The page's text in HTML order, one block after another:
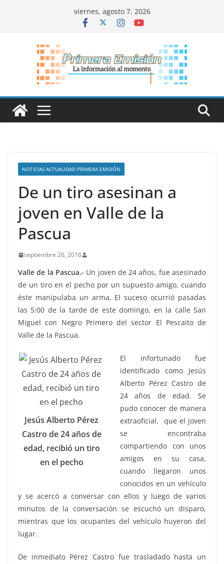
viernes, agosto 7, 2026
NOTICIAS ACTUALIDAD PRIMERA EMISIÓN
De un tiro asesinan a
joven en Valle de la
Pascua
septiembre 26, 2016
Valle de la Pascua.- Un joven de 24 años, fue asesinado
de un tiro en el pecho por un supuesto amigo, cuando
éste manipulaba un arma, El suceso ocurrió pasadas
las 5:00 de la tarde de este domingo, en la calle San
Miguel con Negro Primero del sector El Pescaito de
Valle de la Pascua.
Jesús Alberto Pérez
Castro de 24 años de
edad, recibió un tiro
en el pecho
El infortunado fue
identificado como Jesús
Alberto Pérez Castro de
24 años de edad. Se
pudo conocer de manera
extraoficial, que el joven
se encontraba
compartiendo con unos
amigos en su casa,
cuando llegaron unos
conocidos en un vehículo
y se acercó a conversar con ellos y luego de varios
minutos de la conversación se escuchó un disparo,
mientras que los ocupantes del vehículo huyeron del
lugar.
De inmediato Pérez Castro fue trasladado hasta un